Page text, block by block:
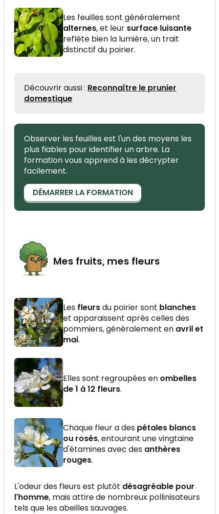
Les feuilles sont généralement
alternes, et leur surface luisante
reflète bien la lumière, un trait
distinctif du poirier.
Découvrir aussi : Reconnaître le prunier
domestique
Observer les feuilles est l'un des moyens les
plus fiables pour identifier un arbre. La
formation vous apprend à les décrypter
facilement.
DÉMARRER LA FORMATION
Mes fruits, mes fleurs
Les fleursdu poirier sont blanches
et apparaissent après celles des
pommiers, généralement en avril et
mai.
Elles sont regroupées en ombelles
de 1 à 12 fleurs.
Chaque fleur a des pétales blancs
ou rosés, entourant une vingtaine
d'étamines avec des anthères
rouges.
L'odeur des fleurs est plutôt désagréable pour
l'homme, mais attire de nombreux pollinisateurs
tels que les abeilles sauvages.